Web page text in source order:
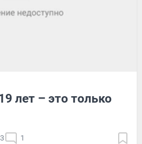
лет – это только
1